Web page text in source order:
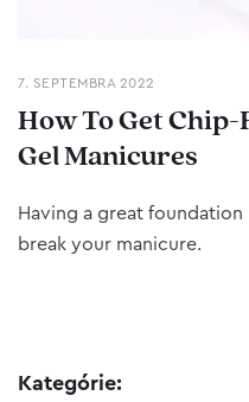
7. SEPTEMBRA 2022
How To Get
Gel Manicures
Having a great
break your manicure.
Kategórie: